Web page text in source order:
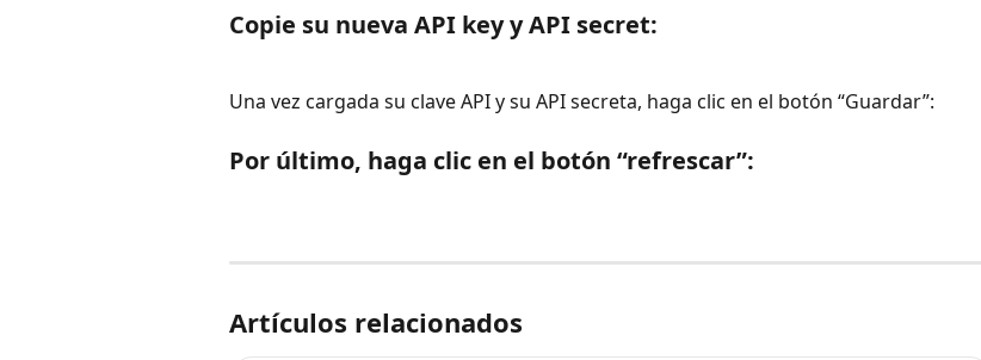
Copie su nueva API key y API secret:
Una vez cargada su clave API y su API secreta, haga clic en el botón “Guardar”:
Por último, haga clic en el botón “refrescar”:
Artículos relacionados